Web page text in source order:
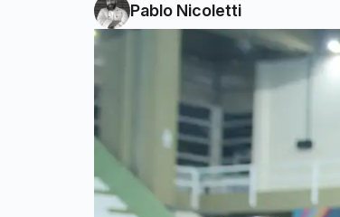
Pablo Nicoletti